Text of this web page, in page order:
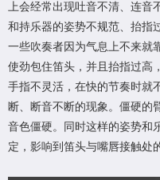
上会经常出现吐音不清、连音
和持乐器的姿势不规范、抬指
一些吹奏者因为气息上不来就
使劲包住笛头，并且抬指过高
手指不灵活，在快的节奏时就
断、断音不断的现象。僵硬的
音色僵硬。同时这样的姿势和
定，影响到笛头与嘴唇接触处